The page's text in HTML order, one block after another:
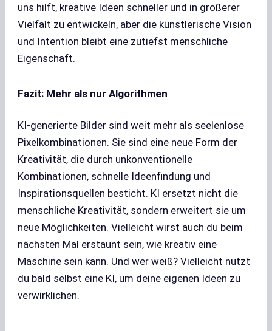
uns hilft, kreative Ideen schneller und in großerer
Vielfalt zu entwickeln, aber die künstlerische Vision
und Intention bleibt eine zutiefst menschliche
Eigenschaft.
Fazit: Mehr als nur Algorithmen
KI-generierte Bilder sind weit mehr als seelenlose
Pixelkombinationen. Sie sind eine neue Form der
Kreativität, die durch unkonventionelle
Kombinationen, schnelle Ideenfindung und
Inspirationsquellen besticht. KI ersetzt nicht die
menschliche Kreativität, sondern erweitert sie um
neue Möglichkeiten. Vielleicht wirst auch du beim
nächsten Mal erstaunt sein, wie kreativ eine
Maschine sein kann. Und wer weiß? Vielleicht nutzt
du bald selbst eine KI, um deine eigenen Ideen zu
verwirklichen.